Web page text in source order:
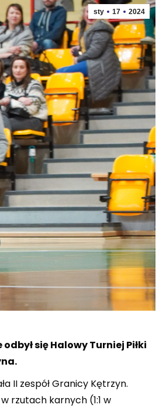
sty 17 2024
się Halowy Turniej Piłki
II zespół Granicy Kętrzyn.
rzutach karnych (1:1 w